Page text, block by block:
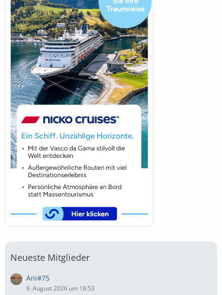
Neueste Mitglieder
Ani#75
9. August 2026 um 18:53